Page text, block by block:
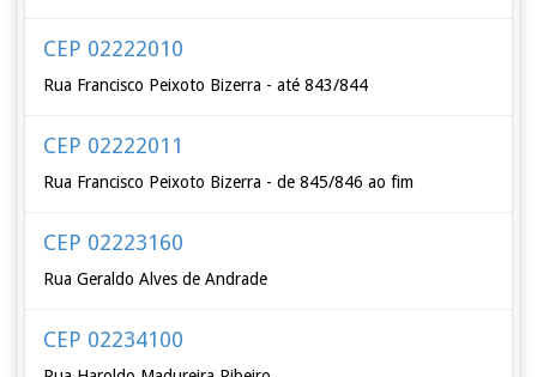
CEP 02222010
Rua Francisco Peixoto Bizerra - até 843/844
CEP 02222011
Rua Francisco Peixoto Bizerra - de 845/846 ao fim
CEP 02223160
Rua Geraldo Alves de Andrade
CEP 02234100